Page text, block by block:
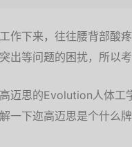
作下来，往往腰背部酸
出等问题的困扰，所以
迈思的Evolution人体工
一下迩高迈思是个什么